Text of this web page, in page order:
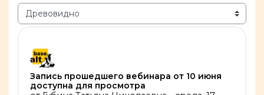
Режим отображения
Запись прошедшего вебинара от 10 июня
доступна для просмотра
Количество ответов: 0